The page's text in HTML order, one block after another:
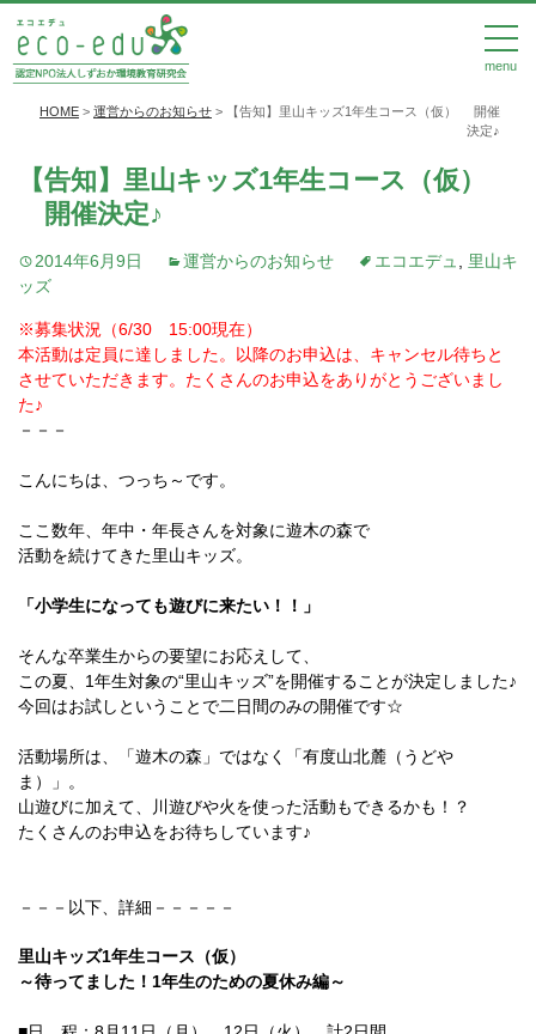
menu
HOME > 運営からのお知らせ >
【告知】里山キッズ1年生コース（仮） 開催
決定♪
【告知】里山キッズ1年生コース（仮）
開催決定♪
2014年6月9日 運営からのお知らせ エコエデュ
里山キ
ッズ
※募集状況（6/30 15:00現在）
本活動は定員に達しました。以降のお申込は、キャンセル待ちと
させていただきます。たくさんのお申込をありがとうございまし
た♪
－－－
こんにちは、つっち～です。
ここ数年、年中・年長さんを対象に遊木の森で
活動を続けてきた里山キッズ。
「小学生になっても遊びに来たい！！」
そんな卒業生からの要望にお応えして、
この夏、1年生対象の“里山キッズ”を開催することが決定しました♪
今回はお試しということで二日間のみの開催です☆
活動場所は、「遊木の森」ではなく「有度山北麓（うどや
ま）」。
山遊びに加えて、川遊びや火を使った活動もできるかも！？
たくさんのお申込をお待ちしています♪
－－－以下、詳細－－－－－
里山キッズ1年生コース（仮）
～待ってました！1年生のための夏休み編～